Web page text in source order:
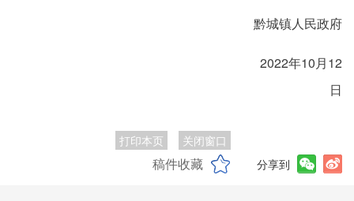
黔城镇人民政府
2022年10月12
日
打印本页 关闭窗口
稿件收藏 分享到